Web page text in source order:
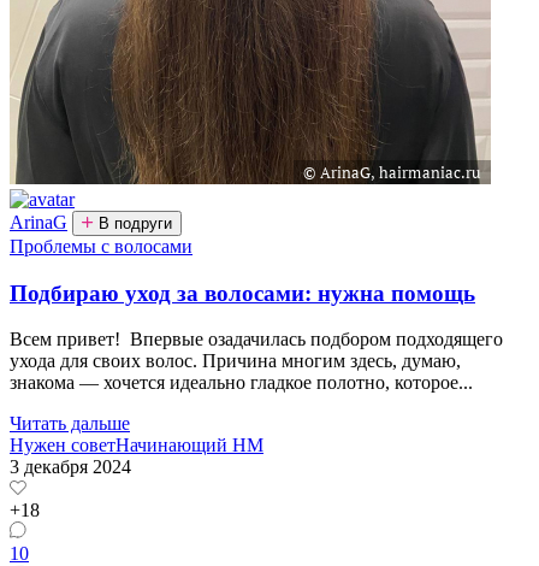
ArinaG В подруги
Проблемы с волосами
Подбираю уход за волосами: нужна помощь
Всем привет! Впервые озадачилась подбором подходящего
ухода для своих волос. Причина многим здесь, думаю,
знакома — хочется идеально гладкое полотно, которое...
Читать дальше
Нужен советНачинающий HM
3 декабря 2024
+18
10